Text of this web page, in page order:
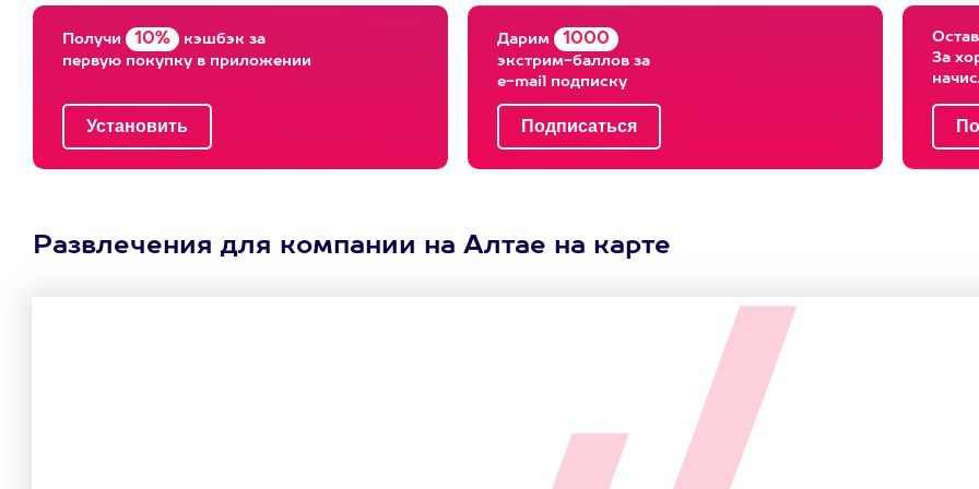
Получи 10% кэшбэк за
первую покупку в приложении
Дарим 1000
экстрим-баллов за
e-mail подписку
За
Развлечения для компании на Алтае на карте